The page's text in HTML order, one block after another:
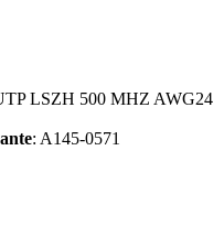
LSZH 500 MHZ AWG24
: A145-0571